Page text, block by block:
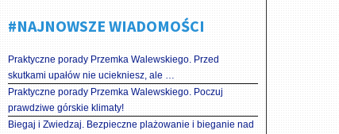
#NAJNOWSZE WIADOMOŚCI
Praktyczne porady Przemka Walewskiego. Przed
skutkami upałów nie uciekniesz, ale …
Praktyczne porady Przemka Walewskiego. Poczuj
prawdziwe górskie klimaty!
Biegaj i Zwiedzaj. Bezpieczne plażowanie i bieganie nad